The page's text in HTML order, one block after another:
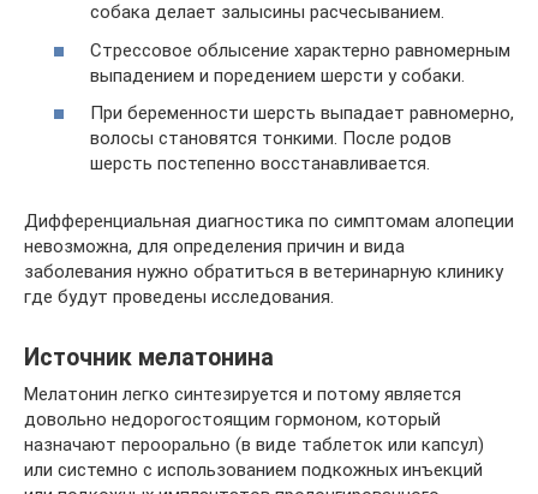
собака делает залысины расчесыванием.
Стрессовое облысение характерно равномерным
выпадением и поредением шерсти у собаки.
При беременности шерсть выпадает равномерно,
волосы становятся тонкими. После родов
шерсть постепенно восстанавливается.
Дифференциальная диагностика по симптомам алопеции
невозможна, для определения причин и вида
заболевания нужно обратиться в ветеринарную клинику
где будут проведены исследования.
Источник мелатонина
Мелатонин легко синтезируется и потому является
довольно недорогостоящим гормоном, который
назначают пероорально (в виде таблеток или капсул)
или системно с использованием подкожных инъекций